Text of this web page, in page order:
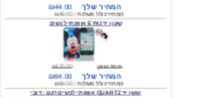
שעון יד EYKI אופנתי לנשים
₪120.00
₪64.00 המחיר שלך
₪69.00 המחיר כולל משלוח :
שעון יד QUARTZ אופנתי לנשים דגם : דובי